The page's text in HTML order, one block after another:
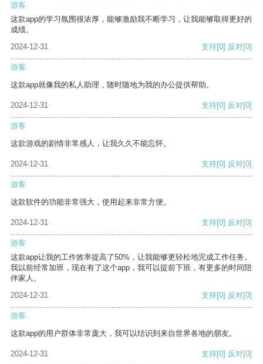
游客
这款app的学习氛围很浓厚，能够激励我不断学习，让我能够取得更好的
成绩。
2024-12-31
支持[0] 反对[0]
游客
这款app就像我的私人助理，随时随地为我的办公提供帮助。
2024-12-31 支持[0] 反对[0]
游客
这款游戏的剧情非常感人，让我久久不能忘怀。
2024-12-31 支持[0] 反对[0]
游客
这款软件的功能非常强大，使用起来非常方便。
2024-12-31 支持[0] 反对[0]
游客
这款app让我的工作效率提高了50%，让我能够更轻松地完成工作任务。
我以前经常加班，现在有了这个app，我可以提前下班，有更多的时间陪
伴家人。
2024-12-31
支持[0] 反对[0]
游客
这款app的用户群体非常庞大，我可以结识到来自世界各地的朋友。
2024-12-31 支持[0] 反对[0]